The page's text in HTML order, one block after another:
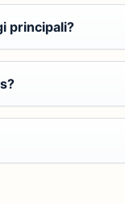
principali?